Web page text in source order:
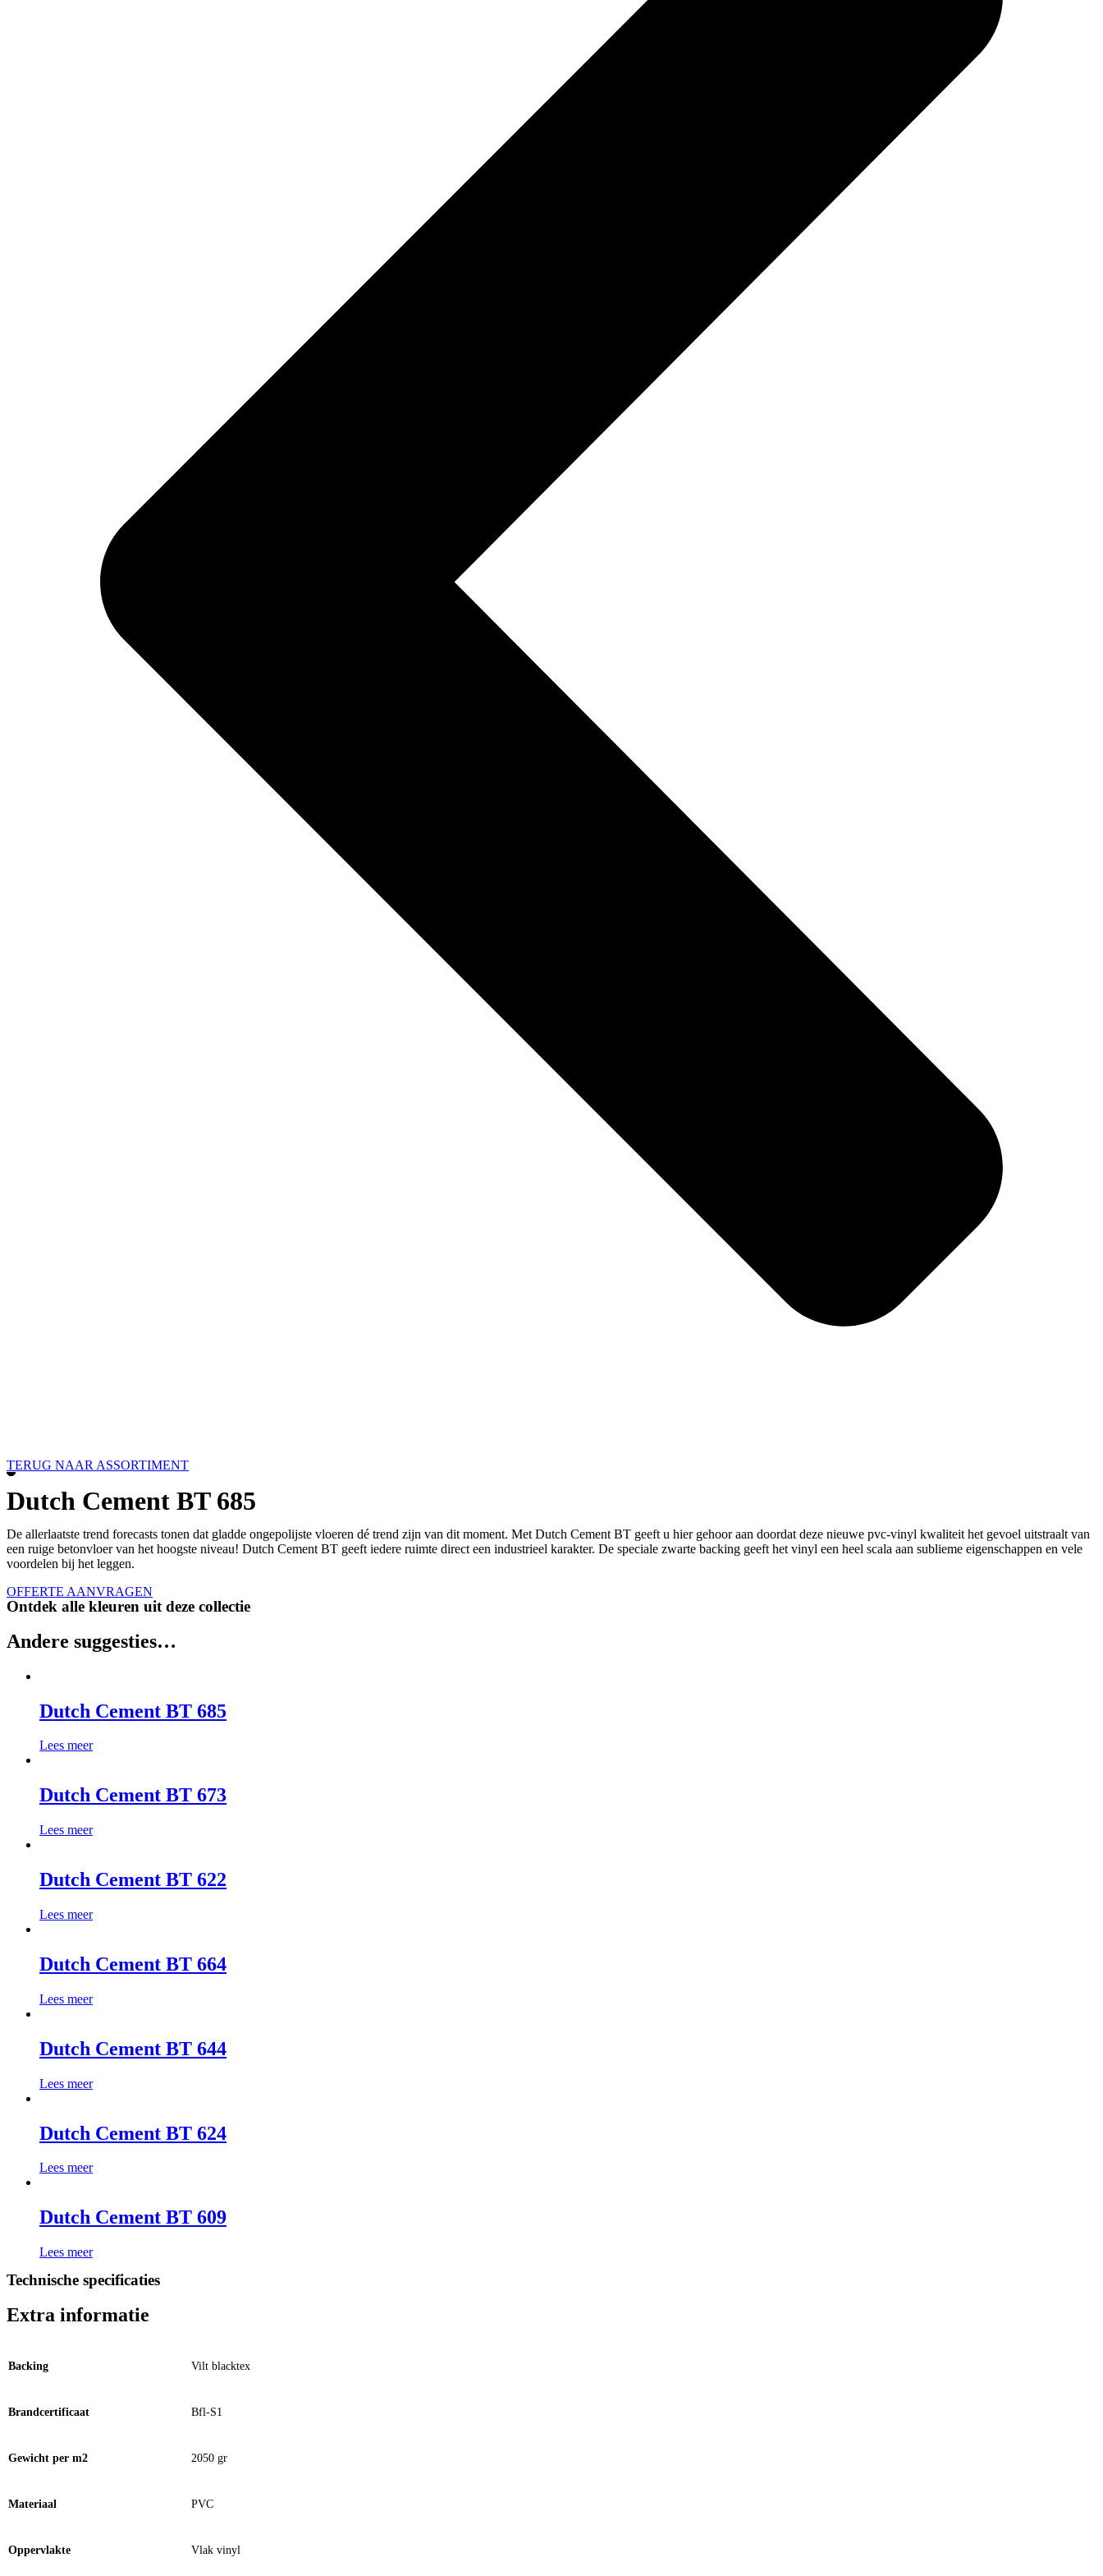
TERUG NAAR ASSORTIMENT
Dutch Cement BT 685
De allerlaatste trend forecasts tonen dat gladde ongepolijste vloeren dé trend zijn van dit moment. Met Dutch Cement BT geeft u hier gehoor aan doordat deze nieuwe pvc-vinyl kwaliteit het gevoel uitstraalt van
een ruige betonvloer van het hoogste niveau! Dutch Cement BT geeft iedere ruimte direct een industrieel karakter. De speciale zwarte backing geeft het vinyl een heel scala aan sublieme eigenschappen en vele
voordelen bij het leggen.
OFFERTE AANVRAGEN
Ontdek alle kleuren uit deze collectie
Andere suggesties…
Dutch Cement BT 685
Lees meer
Dutch Cement BT 673
Lees meer
Dutch Cement BT 622
Lees meer
Dutch Cement BT 664
Lees meer
Dutch Cement BT 644
Lees meer
Dutch Cement BT 624
Lees meer
Dutch Cement BT 609
Lees meer
Technische specificaties
Extra informatie
Backing Vilt blacktex
Brandcertificaat Bfl-S1
Gewicht per m2 2050 gr
Materiaal PVC
Oppervlakte Vlak vinyl